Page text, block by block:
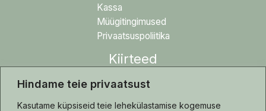
Hindame teie privaatsust
Kasutame küpsiseid teie lehekülastamise kogemuse
Kassa
Müügitingimused
Privaatsuspoliitika
Kiirteed
Blogi